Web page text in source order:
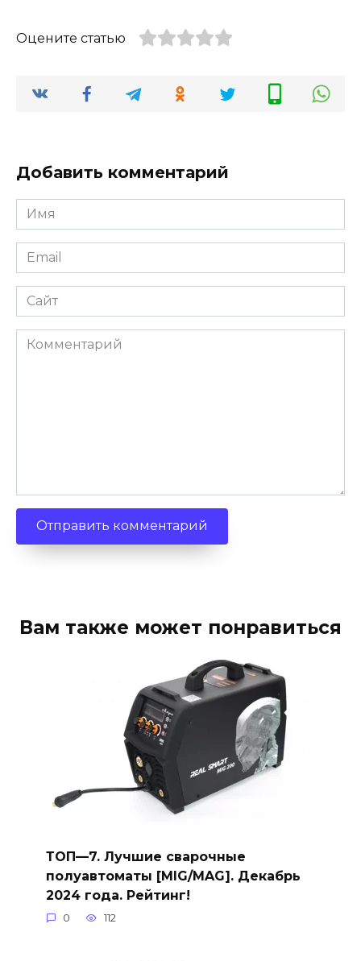
Оцените статью
Добавить комментарий
Имя
Email
Сайт
Комментарий
Вам также может понравиться
ТОП—7. Лучшие сварочные
полуавтоматы [MIG/MAG]. Декабрь
2024 года. Рейтинг!
0 112